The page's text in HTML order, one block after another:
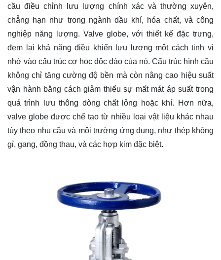
cầu điều chỉnh lưu lượng chính xác và thường xuyên,
chẳng hạn như trong ngành dầu khí, hóa chất, và công
nghiệp năng lượng. Valve globe, với thiết kế đặc trưng,
đem lại khả năng điều khiển lưu lượng một cách tinh vi
nhờ vào cấu trúc cơ học độc đáo của nó. Cấu trúc hình cầu
không chỉ tăng cường độ bền mà còn nâng cao hiệu suất
vận hành bằng cách giảm thiểu sự mất mát áp suất trong
quá trình lưu thông dòng chất lỏng hoặc khí. Hơn nữa,
valve globe được chế tạo từ nhiều loại vật liệu khác nhau
tùy theo nhu cầu và môi trường ứng dụng, như thép không
gỉ, gang, đồng thau, và các hợp kim đặc biệt.